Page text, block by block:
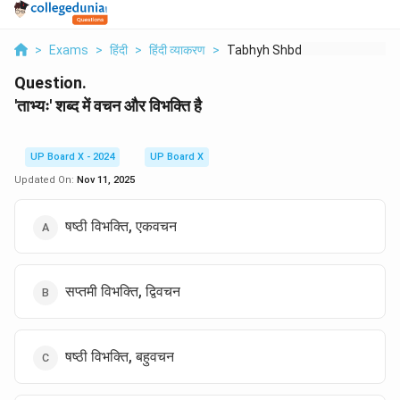
> Exams > हिंदी > हिंदी व्याकरण > Tabhyh Shbd Men Vchn...
Question.
'ताभ्यः' शब्द में वचन और विभक्ति है
UP Board X - 2024
UP Board X
Updated On: Nov 11, 2025
षष्ठी विभक्ति, एकवचन
सप्तमी विभक्ति, द्विवचन
षष्ठी विभक्ति, बहुवचन